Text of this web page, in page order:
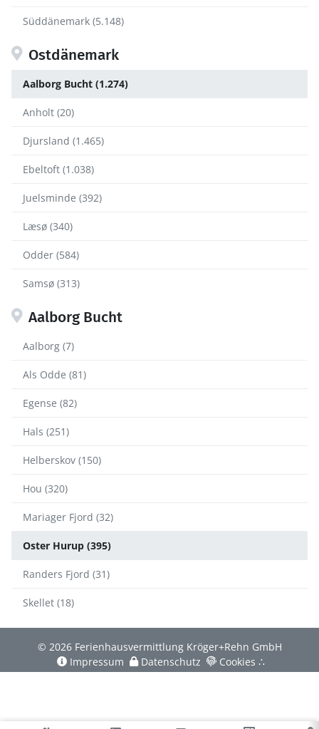
Süddänemark (5.148)
Ostdänemark
Aalborg Bucht (1.274)
Anholt (20)
Djursland (1.465)
Ebeltoft (1.038)
Juelsminde (392)
Læsø (340)
Odder (584)
Samsø (313)
Aalborg Bucht
Aalborg (7)
Als Odde (81)
Egense (82)
Hals (251)
Helberskov (150)
Hou (320)
Mariager Fjord (32)
Oster Hurup (395)
Randers Fjord (31)
Skellet (18)
© 2026 Ferienhausvermittlung Kröger+Rehn GmbH
Impressum
Datenschutz Cookies ∴